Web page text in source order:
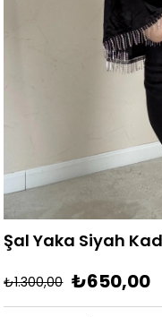
Şal Yaka Siyah
₺1.300,00 ₺650,00